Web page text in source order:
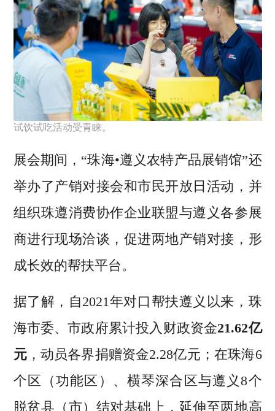
试饮试吃活动受青睐。
展会期间，“珠海•遵义农特产品展销馆”还
举办了产销对接会和市民开放日活动，并
组织珠遵消费协作企业联盟与遵义各参展
商进行现场洽谈，促进两地产销对接，形
成长效的帮扶平台。
据了解，自2021年对口帮扶遵义以来，珠
海市委、市政府累计投入财政资金21.62亿
元，动员各界捐赠资金2.28亿元；在珠海6
个区（功能区）、横琴深合区与遵义8个
脱贫县（市）结对基础上，延伸至两地高